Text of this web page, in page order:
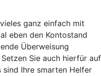
ganz einfach mit
eben den Kontostand
Überweisung
Sie auch hierfür auf
Ihre smarten Helfer